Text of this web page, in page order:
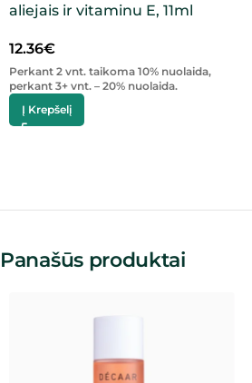
aliejais ir vitaminu E, 11ml
12.36€
Perkant 2 vnt. taikoma 10% nuolaida,
perkant 3+ vnt. – 20% nuolaida.
Į Krepšelį
Panašūs produktai